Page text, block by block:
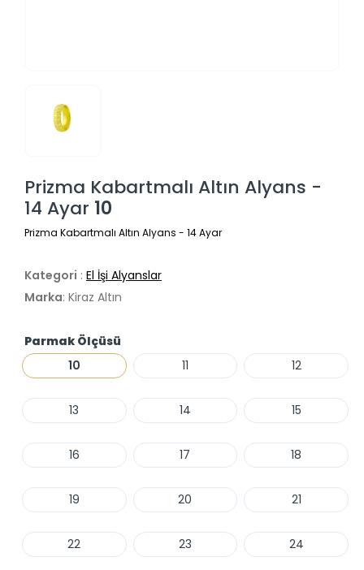
Prizma Kabartmalı Altın Alyans -
14 Ayar 10
Prizma Kabartmalı Altın Alyans - 14 Ayar
Kategori : El İşi Alyanslar
Marka: Kiraz Altın
Parmak Ölçüsü
10
11 12
13 14 15
16 17 18
19 20 21
22 23 24